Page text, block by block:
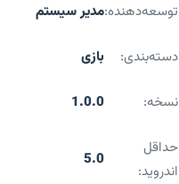
توسعه‌دهنده:مدیر سیستم
دسته‌بندی: بازی
نسخه: 1.0.0
حداقل
اندروید:
5.0